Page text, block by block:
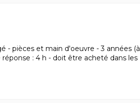
- pièces et main d'oeuvre - 3 années (à
: 4 h - doit être acheté dans les